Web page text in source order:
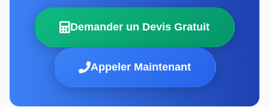
Demander un Devis Gratuit
Appeler Maintenant